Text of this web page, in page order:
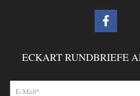
F
a
b
o
ECKART RUNDBRIEFE